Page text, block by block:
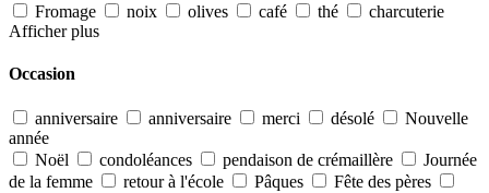
Fromage
noix olives café thé
charcuterie
Afficher plus
Occasion
anniversaire anniversaire merci désolé
Nouvelle
année
Noël
condoléances pendaison de crémaillère
Journée
de la femme
retour à l'école Pâques
Fête des pères